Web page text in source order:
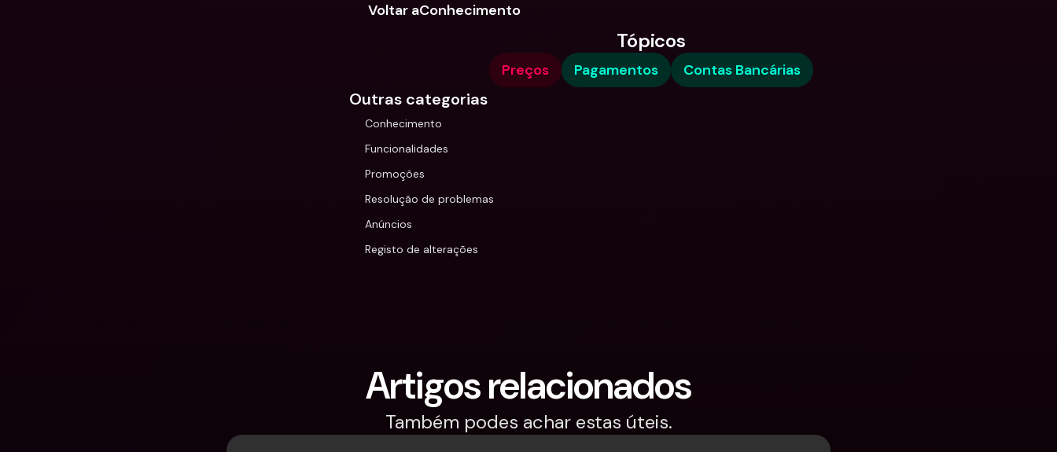
Voltar aConhecimento
Tópicos
Preços Pagamentos Contas Bancárias
Outras categorias
Conhecimento
Funcionalidades
Promoções
Resolução de problemas
Anúncios
Registo de alterações
Artigos relacionados
Também podes achar estas úteis.